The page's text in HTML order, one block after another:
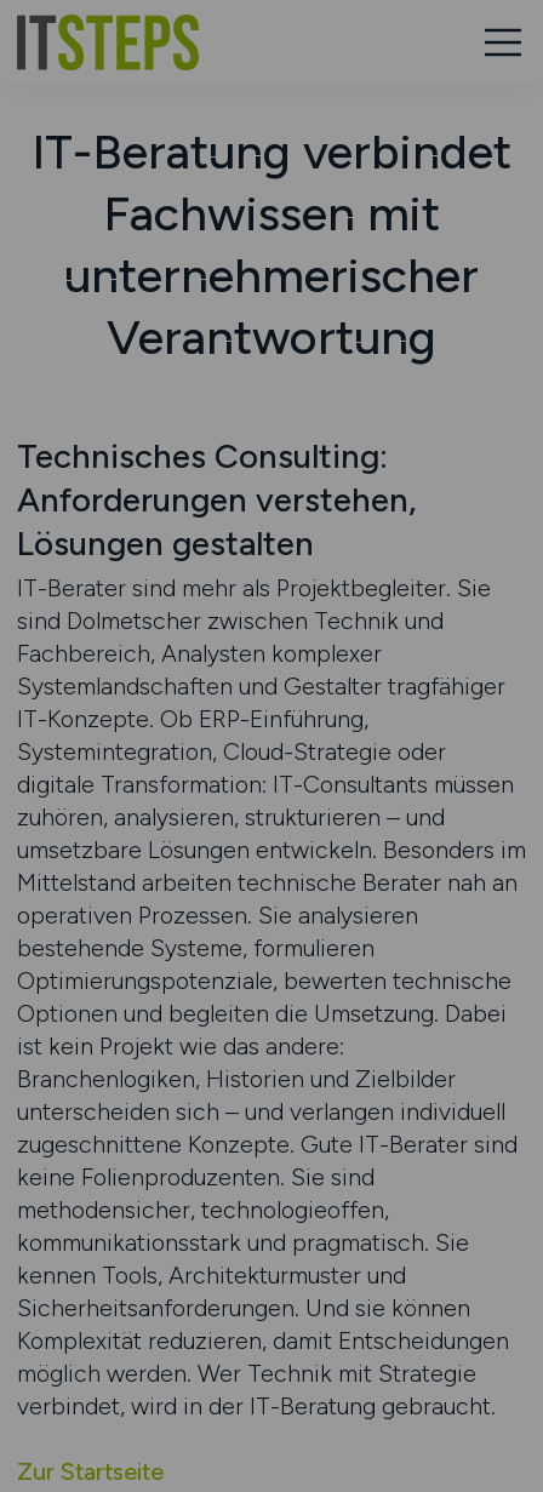
IT-Beratung verbindet
Fachwissen mit
unternehmerischer
Verantwortung
Technisches Consulting:
Anforderungen verstehen,
Lösungen gestalten
IT-Berater sind mehr als Projektbegleiter. Sie
sind Dolmetscher zwischen Technik und
Fachbereich, Analysten komplexer
Systemlandschaften und Gestalter tragfähiger
IT-Konzepte. Ob ERP-Einführung,
Systemintegration, Cloud-Strategie oder
digitale Transformation: IT-Consultants müssen
zuhören, analysieren, strukturieren – und
umsetzbare Lösungen entwickeln. Besonders im
Mittelstand arbeiten technische Berater nah an
operativen Prozessen. Sie analysieren
bestehende Systeme, formulieren
Optimierungspotenziale, bewerten technische
Optionen und begleiten die Umsetzung. Dabei
ist kein Projekt wie das andere:
Branchenlogiken, Historien und Zielbilder
unterscheiden sich – und verlangen individuell
zugeschnittene Konzepte. Gute IT-Berater sind
keine Folienproduzenten. Sie sind
methodensicher, technologieoffen,
kommunikationsstark und pragmatisch. Sie
kennen Tools, Architekturmuster und
Sicherheitsanforderungen. Und sie können
Komplexität reduzieren, damit Entscheidungen
möglich werden. Wer Technik mit Strategie
verbindet, wird in der IT-Beratung gebraucht.
Zur Startseite